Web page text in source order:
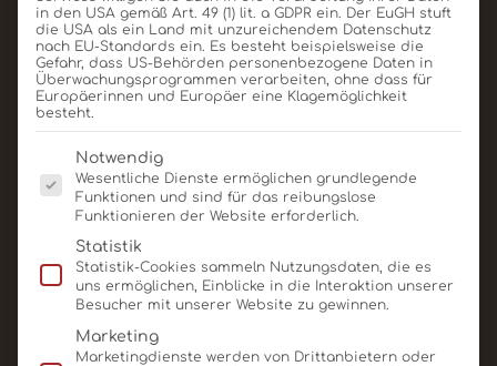
in den USA gemäß Art. 49 (1) lit. a GDPR ein. Der EuGH stuft
die USA als ein Land mit unzureichendem Datenschutz
nach EU-Standards ein. Es besteht beispielsweise die
Gefahr, dass US-Behörden personenbezogene Daten in
Überwachungsprogrammen verarbeiten, ohne dass für
Europäerinnen und Europäer eine Klagemöglichkeit
besteht.
Es folgt eine Liste der Service-Gruppen, für die eine
Notwendig
Wesentliche Dienste ermöglichen grundlegende
Funktionen und sind für das reibungslose
Funktionieren der Website erforderlich.
Statistik
Statistik-Cookies sammeln Nutzungsdaten, die es
uns ermöglichen, Einblicke in die Interaktion unserer
Besucher mit unserer Website zu gewinnen.
Marketing
Marketingdienste werden von Drittanbietern oder